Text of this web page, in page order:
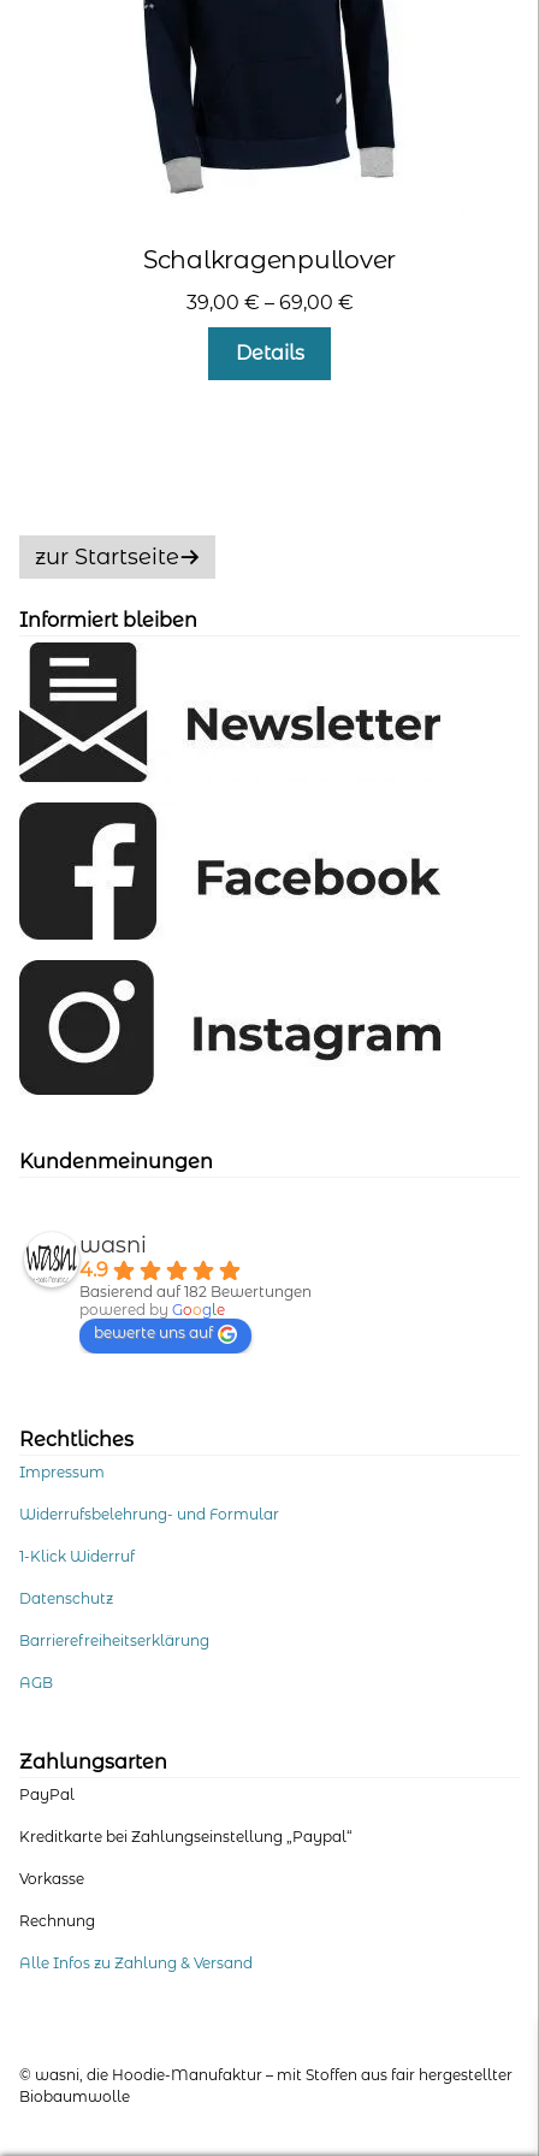
Produktseite
gewählt
werden
Schalkragenpullover
39,00 € – 69,00 €
Details
werden
zur Startseite
Informiert bleiben
Kundenmeinungen
wasni
4.9
Basierend auf 182 Bewertungen
powered by Goog le
bewerte uns auf
Rechtliches
Impressum
Widerrufsbelehrung- und Formular
1-Klick Widerruf
Datenschutz
Barrierefreiheitserklärung
AGB
Zahlungsarten
PayPal
Kreditkarte bei Zahlungseinstellung „Paypal“
Vorkasse
Rechnung
Alle Infos zu Zahlung & Versand
© wasni, die Hoodie-Manufaktur – mit Stoffen aus fair hergestellter
Biobaumwolle